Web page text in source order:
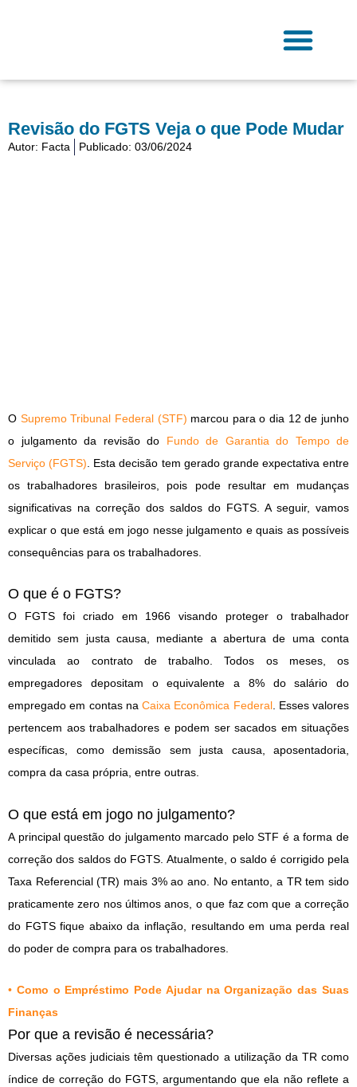
Revisão do FGTS Veja o que Pode Mudar
Autor: Facta Publicado: 03/06/2024
O Supremo Tribunal Federal (STF) marcou para o dia 12 de junho
o julgamento da revisão do Fundo de Garantia do Tempo de
Serviço (FGTS) . Esta decisão tem gerado grande expectativa entre
os trabalhadores brasileiros, pois pode resultar em mudanças
significativas na correção dos saldos do FGTS. A seguir, vamos
explicar o que está em jogo nesse julgamento e quais as possíveis
consequências para os trabalhadores.
O que é o FGTS?
O FGTS foi criado em 1966 visando proteger o trabalhador
demitido sem justa causa, mediante a abertura de uma conta
vinculada ao contrato de trabalho. Todos os meses, os
empregadores depositam o equivalente a 8% do salário do
empregado em contas na Caixa Econômica Federal. Esses valores
pertencem aos trabalhadores e podem ser sacados em situações
específicas, como demissão sem justa causa, aposentadoria,
compra da casa própria, entre outras.
O que está em jogo no julgamento?
A principal questão do julgamento marcado pelo STF é a forma de
correção dos saldos do FGTS. Atualmente, o saldo é corrigido pela
Taxa Referencial (TR) mais 3% ao ano. No entanto, a TR tem sido
praticamente zero nos últimos anos, o que faz com que a correção
do FGTS fique abaixo da inflação, resultando em uma perda real
do poder de compra para os trabalhadores.
• Como o Empréstimo Pode Ajudar na Organização das Suas
Finanças
Por que a revisão é necessária?
Diversas ações judiciais têm questionado a utilização da TR como
índice de correção do FGTS, argumentando que ela não reflete a